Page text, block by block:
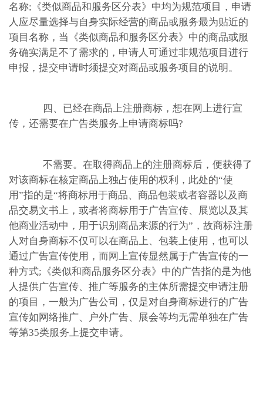
名称;《类似商品和服务区分表》中均为规范项目，申请
人应尽量选择与自身实际经营的商品或服务最为贴近的
项目名称，当《类似商品和服务区分表》中的商品或服
务确实满足不了需求的，申请人可通过非规范项目进行
申报，提交申请时须提交对商品或服务项目的说明。
四、已经在商品上注册商标，想在网上进行宣
传，还需要在广告类服务上申请商标吗?
不需要。在取得商品上的注册商标后，便获得了
对该商标在核定商品上独占使用的权利，此处的“使
用”指的是“将商标用于商品、商品包装或者容器以及商
品交易文书上，或者将商标用于广告宣传、展览以及其
他商业活动中，用于识别商品来源的行为”，故商标注册
人对自身商标不仅可以在商品上、包装上使用，也可以
通过广告宣传使用，而网上宣传显然属于广告宣传的一
种方式;《类似和商品服务区分表》中的广告指的是为他
人提供广告宣传、推广等服务的主体所需提交申请注册
的项目，一般为广告公司，仅是对自身商标进行的广告
宣传如网络推广、户外广告、展会等均无需单独在广告
等第35类服务上提交申请。